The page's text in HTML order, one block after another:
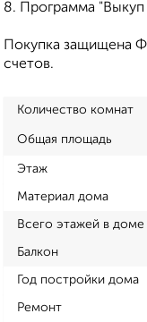
8. Программа "Выкуп
Покупка защищена
счетов.
Количество комнат
Общая площадь
Этаж
Материал дома
Всего этажей в доме
Балкон
Год постройки дома
Ремонт